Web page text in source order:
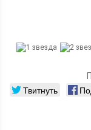
Твитнуть